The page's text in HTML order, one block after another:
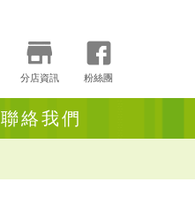
分店資訊 粉絲團
聯絡我們